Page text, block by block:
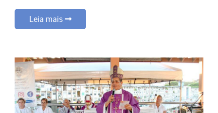
Leia mais